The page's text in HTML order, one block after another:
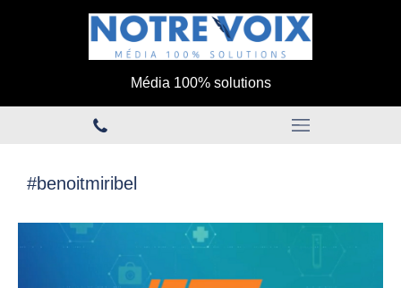
Média 100% solutions
#benoitmiribel